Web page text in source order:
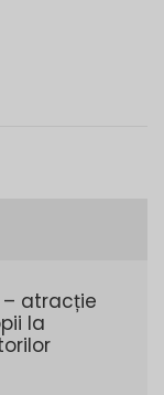
– atracție
la